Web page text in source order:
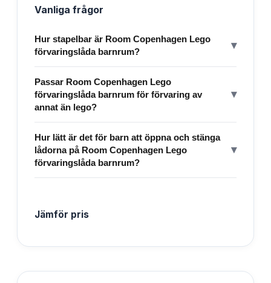
Vanliga frågor
Hur stapelbar är Room Copenhagen Lego
förvaringslåda barnrum?
▾
Passar Room Copenhagen Lego
förvaringslåda barnrum för förvaring av
annat än lego?
▾
Hur lätt är det för barn att öppna och stänga
lådorna på Room Copenhagen Lego
förvaringslåda barnrum?
▾
Jämför pris